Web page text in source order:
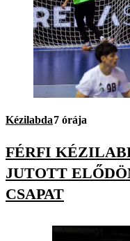
Kézilabda7 órája
FÉRFI
JUTOTT
CSAPAT